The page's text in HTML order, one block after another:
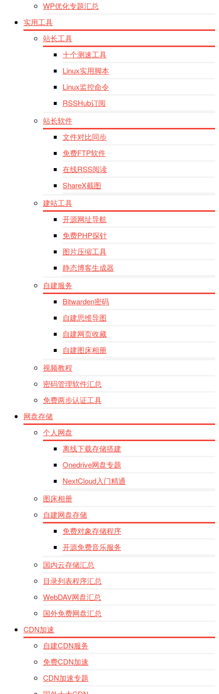
WP优化专题汇总
实用工具
站长工具
十个测速工具
Linux实用脚本
Linux监控命令
RSSHub订阅
站长软件
文件对比同步
免费FTP软件
在线RSS阅读
ShareX截图
建站工具
开源网址导航
免费PHP探针
图片压缩工具
静态博客生成器
自建服务
Bitwarden密码
自建思维导图
自建网页收藏
自建图床相册
视频教程
密码管理软件汇总
免费两步认证工具
网盘存储
个人网盘
离线下载存储搭建
Onedrive网盘专题
NextCloud入门精通
图床相册
自建网盘存储
免费对象存储程序
开源免费音乐服务
国内云存储汇总
目录列表程序汇总
WebDAV网盘汇总
国外免费网盘汇总
CDN加速
自建CDN服务
免费CDN加速
CDN加速专题